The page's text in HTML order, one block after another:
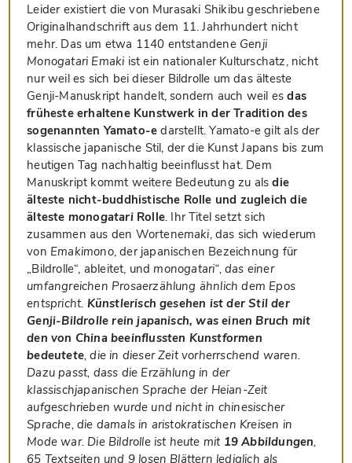
Leider existiert die von Murasaki Shikibu geschriebene
Originalhandschrift aus dem 11. Jahrhundert nicht
mehr. Das um etwa 1140 entstandene Genji
Monogatari Emaki ist ein nationaler Kulturschatz, nicht
nur weil es sich bei dieser Bildrolle um das älteste
Genji-Manuskript handelt, sondern auch weil esdas
früheste erhaltene Kunstwerk in der Tradition des
sogenannten Yamato-e darstellt. Yamato-e gilt als der
klassische japanische Stil, der die Kunst Japans bis zum
heutigen Tag nachhaltig beeinflusst hat. Dem
Manuskript kommt weitere Bedeutung zu alsdie
älteste nicht-buddhistische Rolle und zugleich die
älteste monogatariRolle. Ihr Titel setzt sich
zusammen aus den Wortenemaki, das sich wiederum
von Emakimono, der japanischen Bezeichnung für
„Bildrolle“, ableitet, undmonogatari“, das einer
umfangreichen Prosaerzählung ähnlich dem Epos
entspricht. Künstlerisch gesehen ist der Stil der
Genji-Bildrolle rein japanisch, was einen Bruch mit
den von China beeinflussten Kunstformen
bedeutete, die in dieser Zeit vorherrschend waren.
Dazu passt, dass die Erzählung in der
klassischjapanischen Sprache der Heian-Zeit
aufgeschrieben wurde und nicht in chinesischer
Sprache, die damals in aristokratischen Kreisen in
Mode war. Die Bildrolle ist heute mit 19 Abbildungen,
65 Textseiten und 9 losen Blättern lediglich als